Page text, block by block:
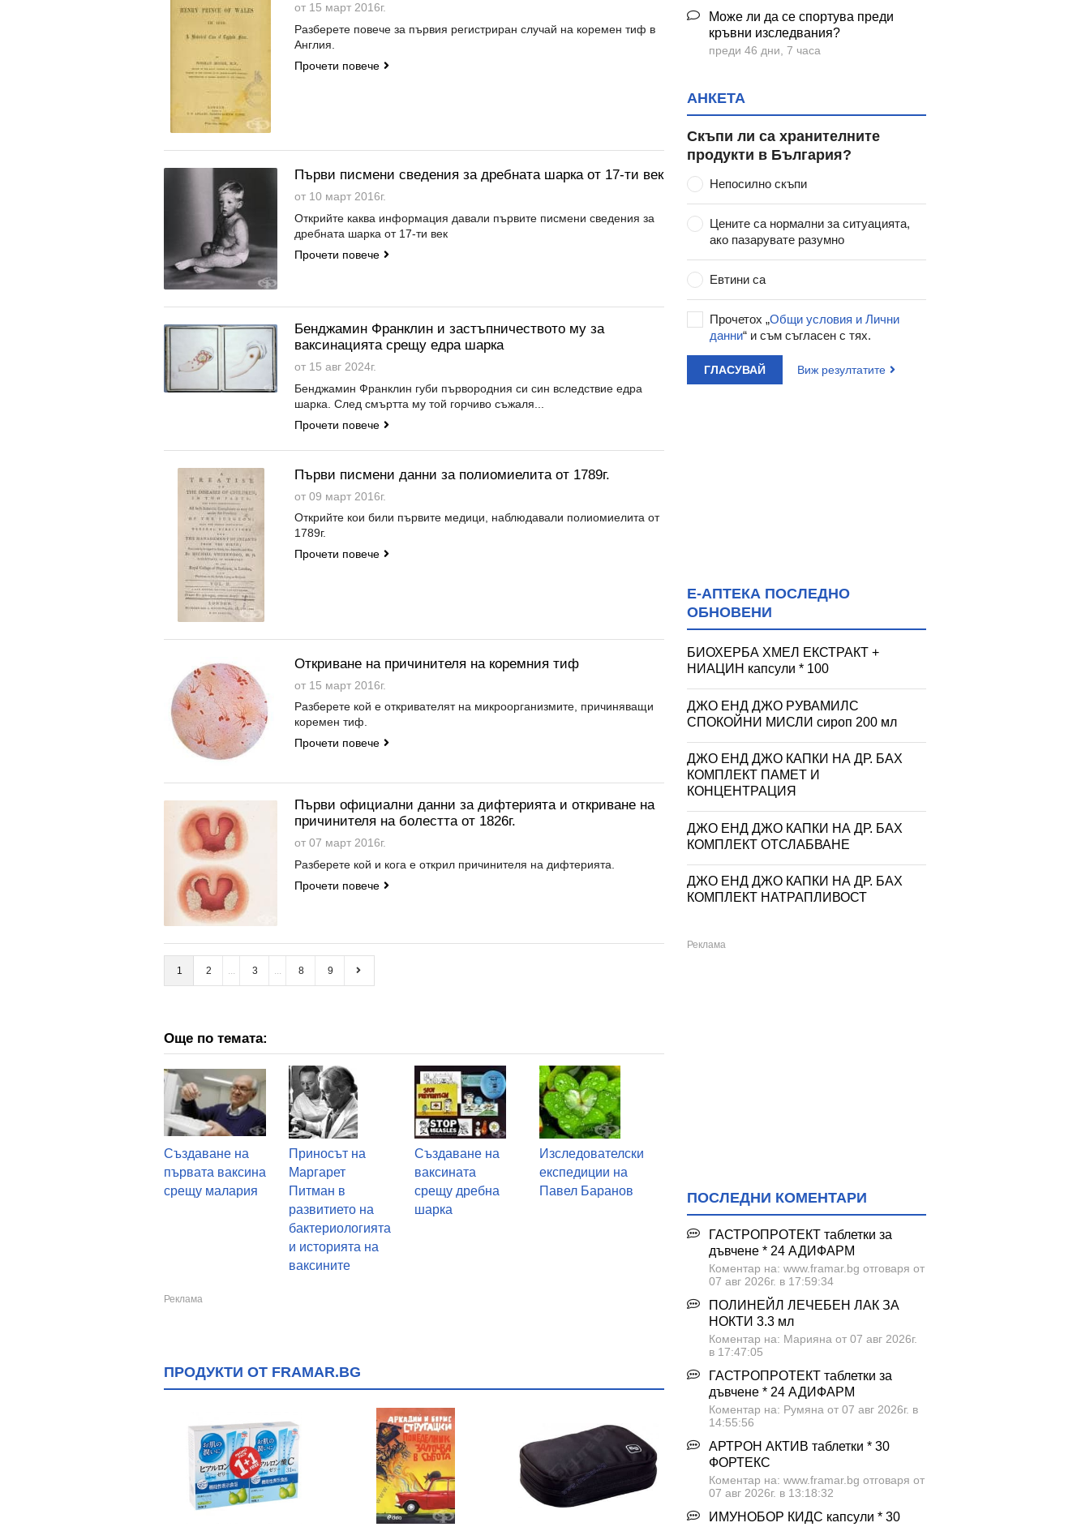
от 15 март 2016г.
Разберете повече за първия регистриран случай на коремен тиф в
Англия.
Прочети повече
Първи писмени сведения за дребната шарка от 17-ти век
от 10 март 2016г.
Открийте каква информация давали първите писмени сведения за
дребната шарка от 17-ти век
Прочети повече
Бенджамин Франклин и застъпничеството му за
ваксинацията срещу едра шарка
от 15 авг 2024г.
Бенджамин Франклин губи първородния си син вследствие едра
шарка. След смъртта му той горчиво съжаля...
Прочети повече
Първи писмени данни за полиомиелита от 1789г.
от 09 март 2016г.
Открийте кои били първите медици, наблюдавали полиомиелита от
1789г.
Прочети повече
Откриване на причинителя на коремния тиф
от 15 март 2016г.
Разберете кой е откривателят на микроорганизмите, причиняващи
коремен тиф.
Прочети повече
Първи официални данни за дифтерията и откриване на
причинителя на болестта от 1826г.
от 07 март 2016г.
Разберете кой и кога е открил причинителя на дифтерията.
Прочети повече
1 2 3 8 9
Още по темата:
Създаване на
първата ваксина
срещу малария
Приносът на
Маргарет
Питман в
развитието на
бактериологията
и историята на
ваксините
Създаване на
ваксината
срещу дребна
шарка
Изследователски
експедиции на
Павел Баранов
ПРОДУКТИ ОТ FRAMAR.BG
Безплатна доставка за България!
Може ли да се спортува преди
кръвни изследвания?
преди 46 дни, 7 часа
АНКЕТА
Скъпи ли са хранителните
продукти в България?
Непосилно скъпи
Цените са нормални за ситуацията,
ако пазарувате разумно
Евтини са
Прочетох „Общи условия и Лични
данни“ и съм съгласен с тях.
ГЛАСУВАЙ Виж резултатите
Е-АПТЕКА ПОСЛЕДНО
ОБНОВЕНИ
БИОХЕРБА ХМЕЛ ЕКСТРАКТ +
НИАЦИН капсули * 100
ДЖО ЕНД ДЖО РУВАМИЛС
СПОКОЙНИ МИСЛИ сироп 200 мл
ДЖО ЕНД ДЖО КАПКИ НА ДР. БАХ
КОМПЛЕКТ ПАМЕТ И
КОНЦЕНТРАЦИЯ
ДЖО ЕНД ДЖО КАПКИ НА ДР. БАХ
КОМПЛЕКТ ОТСЛАБВАНЕ
ДЖО ЕНД ДЖО КАПКИ НА ДР. БАХ
КОМПЛЕКТ НАТРАПЛИВОСТ
ПОСЛЕДНИ КОМЕНТАРИ
ГАСТРОПРОТЕКТ таблетки за
дъвчене * 24 АДИФАРМ
Коментар на: www.framar.bg отговаря от
07 авг 2026г. в 17:59:34
ПОЛИНЕЙЛ ЛЕЧЕБЕН ЛАК ЗА
НОКТИ 3.3 мл
Коментар на: Марияна от 07 авг 2026г.
в 17:47:05
ГАСТРОПРОТЕКТ таблетки за
дъвчене * 24 АДИФАРМ
Коментар на: Румяна от 07 авг 2026г. в
14:55:56
АРТРОН АКТИВ таблетки * 30
ФОРТЕКС
Коментар на: www.framar.bg отговаря от
07 авг 2026г. в 13:18:32
ИМУНОБОР КИДС капсули * 30